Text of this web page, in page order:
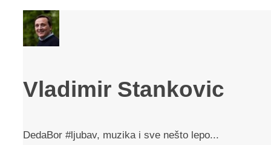
Vladimir Stankovic
DedaBor #ljubav, muzika i sve nešto lepo...